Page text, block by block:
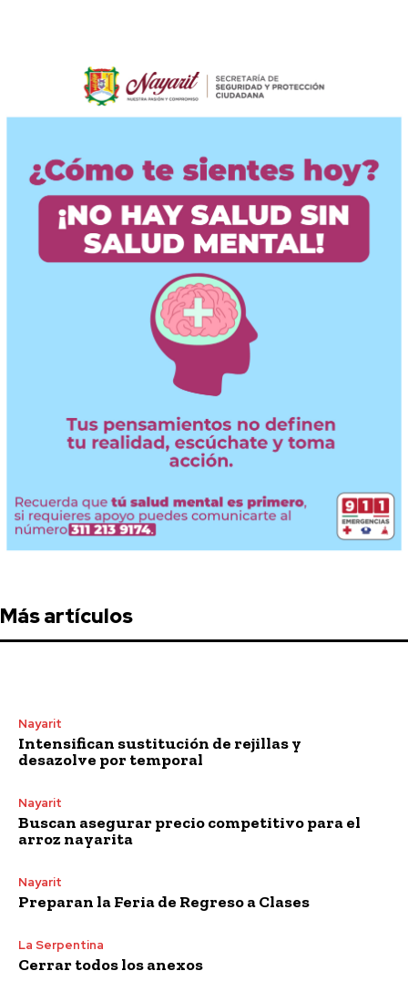
Más artículos
Nayarit
Intensifican sustitución de rejillas y
desazolve por temporal
Nayarit
Buscan asegurar precio competitivo para el
arroz nayarita
Nayarit
Preparan la Feria de Regreso a Clases
La Serpentina
Cerrar todos los anexos